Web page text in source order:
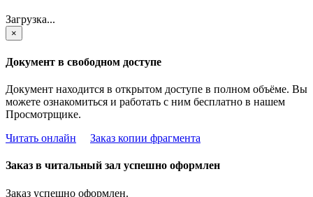
Загрузка...
×
Документ в свободном доступе
Документ находится в открытом доступе в полном объёме. Вы
можете ознакомиться и работать с ним бесплатно в нашем
Просмотрщике.
Читать онлайн
Заказ копии фрагмента
Заказ в читальный зал успешно оформлен
Заказ успешно оформлен.